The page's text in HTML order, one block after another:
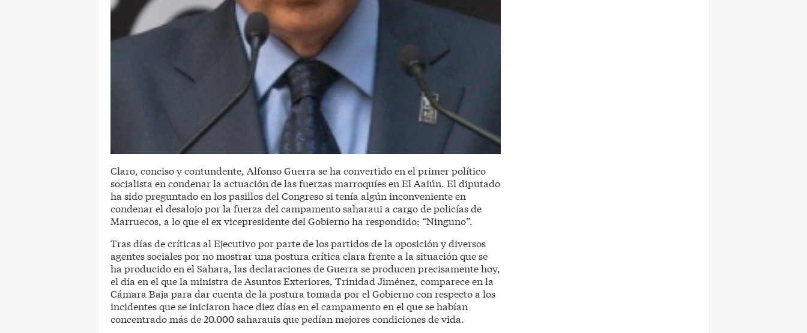
Claro, conciso y contundente, Alfonso Guerra se ha convertido en el primer político
socialista en condenar la actuación de las fuerzas marroquíes en El Aaiún. El diputado
ha sido preguntado en los pasillos del Congreso si tenía algún inconveniente en
condenar el desalojo por la fuerza del campamento saharaui a cargo de policías de
Marruecos, a lo que el ex vicepresidente del Gobierno ha respondido: “Ninguno”.
Tras días de críticas al Ejecutivo por parte de los partidos de la oposición y diversos
agentes sociales por no mostrar una postura crítica clara frente a la situación que se
ha producido en el Sahara, las declaraciones de Guerra se producen precisamente hoy,
el día en el que la ministra de Asuntos Exteriores, Trinidad Jiménez, comparece en la
Cámara Baja para dar cuenta de la postura tomada por el Gobierno con respecto a los
incidentes que se iniciaron hace diez días en el campamento en el que se habían
concentrado más de 20.000 saharauis que pedían mejores condiciones de vida.